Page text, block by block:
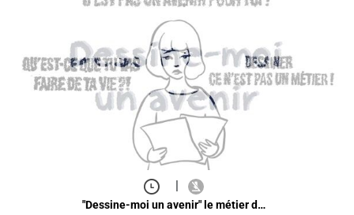
|
"Dessine-moi un avenir" le métier d…